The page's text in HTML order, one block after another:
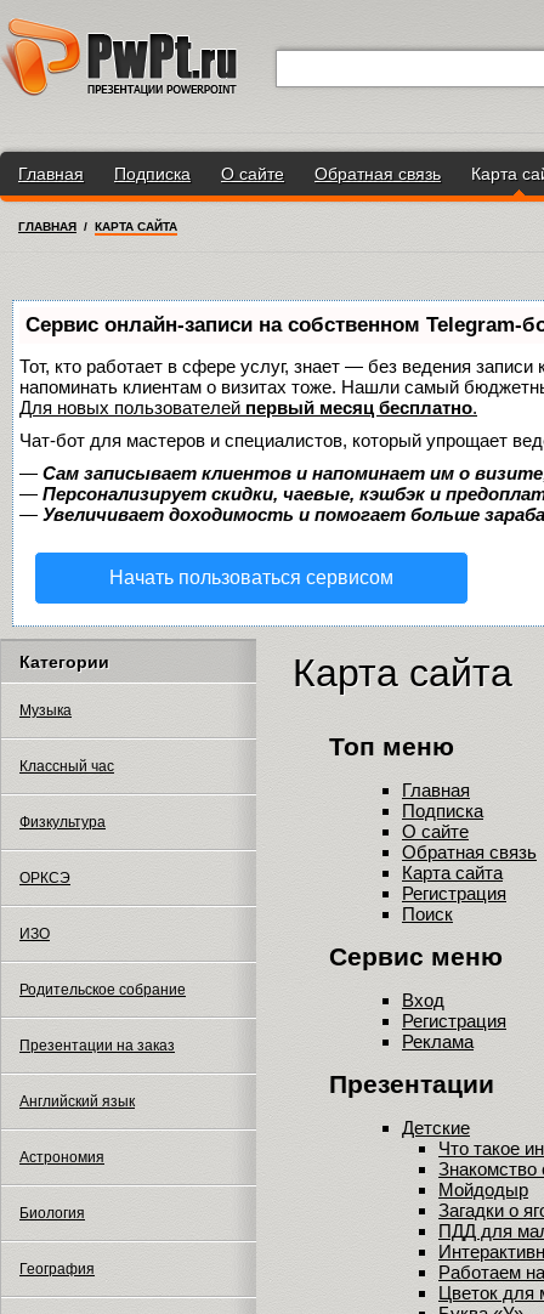
Главная Подписка О сайте Обратная связь Карта
ГЛАВНАЯ / КАРТА САЙТА
Сервис онлайн-записи на собственном Telegram-
Тот, кто работает в сфере услуг, знает — без ведения
напоминать клиентам о визитах тоже. Нашли самый
Для новых пользователей первый месяц бесплатно.
Чат-бот для мастеров и специалистов, который упрощает
— Сам записывает клиентов и напоминает им о
— Персонализирует скидки, чаевые, кэшбэк и
— Увеличивает доходимость и помогает больше
Начать пользоваться сервисом
Категории
Музыка
Классный час
Физкультура
ОРКСЭ
ИЗО
Родительское собрание
Презентации на заказ
Английский язык
Астрономия
Биология
География
Карта сайта
Топ меню
Главная
Подписка
О сайте
Обратная связь
Карта сайта
Регистрация
Поиск
Сервис меню
Вход
Регистрация
Реклама
Презентации
Детские
Что такое
Знакомство
Мойдодыр
Загадки о
ПДД для
Работаем
Цветок для